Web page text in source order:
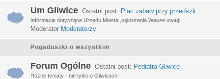
Um Gliwice Ostatni post: Plac zabaw przy przedszk...
Informacje dotyczące Urzędu Miasta ,ogłoszenia.Wasze uwagi
Moderator Moderatorzy
Pogaduszki o wszystkim
Forum Ogólne Ostatni post: Pediatra Gliwice
Różne tematy - nie tylko o Gliwicach